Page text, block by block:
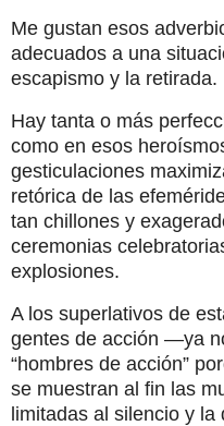
Me gustan esos
adecuados a una
escapismo y la retirada.
Hay tanta o más
como en esos
gesticulaciones
retórica de las
tan chillones y
ceremonias
explosiones.
A los superlativos de
gentes de acción —ya
“hombres de acción”
se muestran al fin las
limitadas al silencio y